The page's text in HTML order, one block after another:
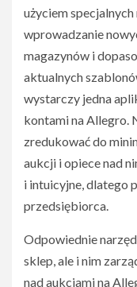
użyciem
wprowadzanie
magazynów i
aktualnych
wystarczy jedna
kontami na Allegro.
zredukować do
aukcji i opiece nad
i intuicyjne, dlatego
przedsiębiorca.
Odpowiednie
sklep, ale i nim
nad aukcjami na